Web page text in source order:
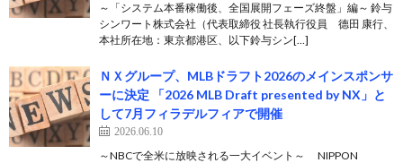
～「システム本番稼働後、全国展開フェーズ終盤」編～ 鈴与
シンワート株式会社（代表取締役 社長執行役員 德田 康行、
本社所在地：東京都港区、以下鈴与シン[…]
ＮＸグループ、MLBドラフト2026のメインスポンサ
ーに決定 「2026 MLB Draft presented by NX」と
して7月フィラデルフィアで開催
2026.06.10
～NBCで全米に放映される一大イベント～ NIPPON